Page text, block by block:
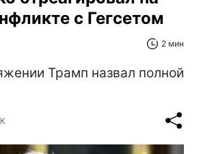
с Гегсетом
2 мин
Трамп назвал полной